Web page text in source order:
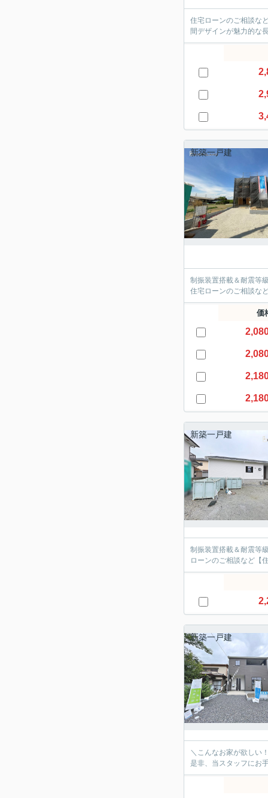
住宅ローンのご相談な
間デザインが魅力的な
新築一戸建
制振装置搭載＆耐震等
住宅ローンのご相談な
価
新築一戸建
制振装置搭載＆耐震等
ローンのご相談など【
新築一戸建
＼こんなお家が欲しい
是非、当スタッフにお